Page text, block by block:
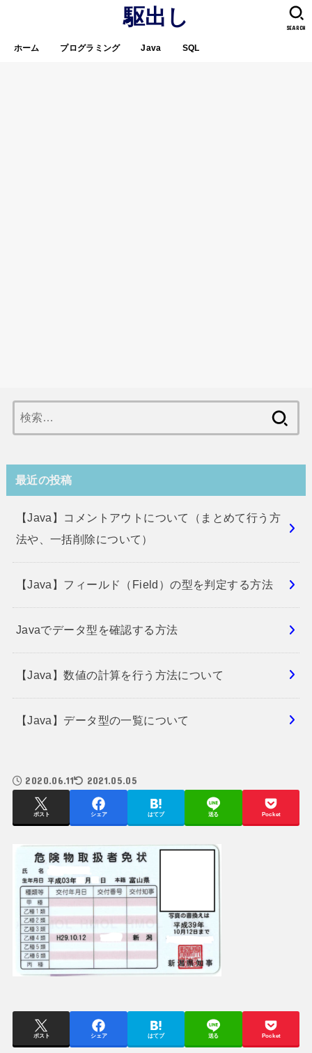
駆出し
ホーム プログラミング Java SQL
SEARCH
索:
最近の投稿
【Java】コメントアウトについて（まとめて行う方
法や、一括削除について）
【Java】フィールド（Field）の型を判定する方法
Javaでデータ型を確認する方法
【Java】数値の計算を行う方法について
【Java】データ型の一覧について
2020.06.11 2021.05.05
ポスト シェア はてブ 送る Pocket
ポスト シェア はてブ 送る Pocket